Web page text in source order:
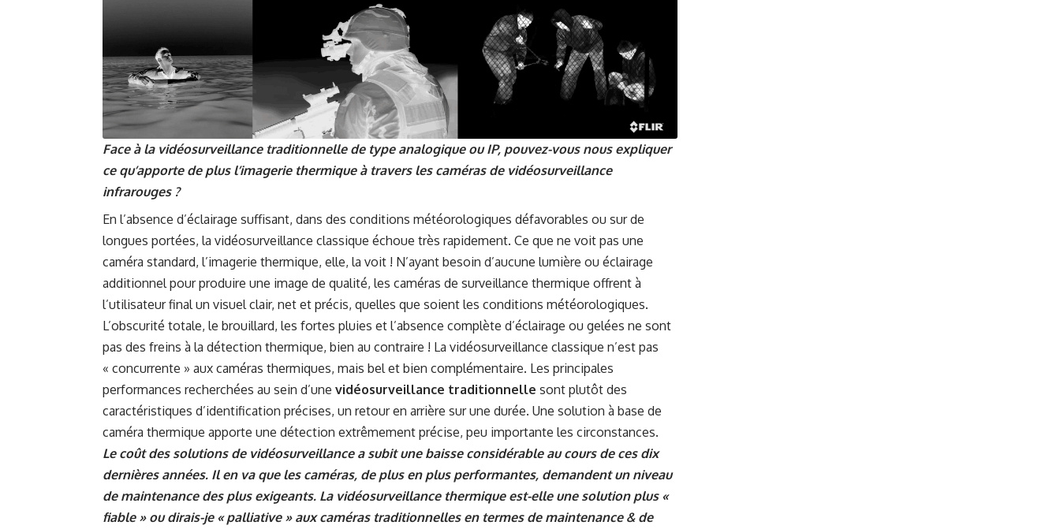
Face à la vidéosurveillance traditionnelle de type analogique ou IP, pouvez-vous nous expliquer
ce qu’apporte de plus l’imagerie thermique à travers les caméras de vidéosurveillance
infrarouges ?
En l’absence d’éclairage suffisant, dans des conditions météorologiques défavorables ou sur de
longues portées, la vidéosurveillance classique échoue très rapidement. Ce que ne voit pas une
caméra standard, l’imagerie thermique, elle, la voit ! N’ayant besoin d’aucune lumière ou éclairage
additionnel pour produire une image de qualité, les caméras de surveillance thermique offrent à
l’utilisateur final un visuel clair, net et précis, quelles que soient les conditions météorologiques.
L’obscurité totale, le brouillard, les fortes pluies et l’absence complète d’éclairage ou gelées ne sont
pas des freins à la détection thermique, bien au contraire ! La vidéosurveillance classique n’est pas
« concurrente » aux caméras thermiques, mais bel et bien complémentaire. Les principales
performances recherchées au sein d’une vidéosurveillance traditionnelle sont plutôt des
caractéristiques d’identification précises, un retour en arrière sur une durée. Une solution à base de
caméra thermique apporte une détection extrêmement précise, peu importante les circonstances.
Le coût des solutions de vidéosurveillance a subit une baisse considérable au cours de ces dix
dernières années. Il en va que les caméras, de plus en plus performantes, demandent un niveau
de maintenance des plus exigeants. La vidéosurveillance thermique est-elle une solution plus «
fiable » ou dirais-je « palliative » aux caméras traditionnelles en termes de maintenance & de